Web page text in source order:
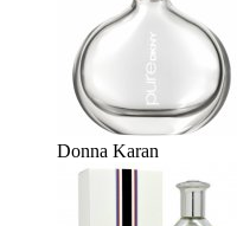
Donna Karan